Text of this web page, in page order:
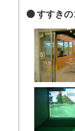
すすき